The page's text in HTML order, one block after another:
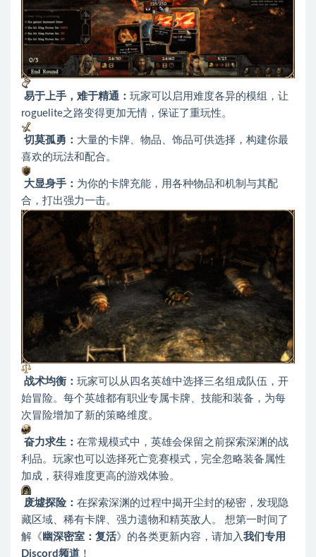
易于上手，难于精通： 玩家可以启用难度各异的模组，让
roguelite之路变得更加无情，保证了重玩性。
切莫孤勇： 大量的卡牌、物品、饰品可供选择，构建你最
喜欢的玩法和配合。
大显身手： 为你的卡牌充能，用各种物品和机制与其配
合，打出强力一击。
战术均衡： 玩家可以从四名英雄中选择三名组成队伍，开
始冒险。每个英雄都有职业专属卡牌、技能和装备，为每
次冒险增加了新的策略维度。
奋力求生： 在常规模式中，英雄会保留之前探索深渊的战
利品。玩家也可以选择死亡竞赛模式，完全忽略装备属性
加成，获得难度更高的游戏体验。
废墟探险： 在探索深渊的过程中揭开尘封的秘密，发现隐
藏区域、稀有卡牌、强力遗物和精英敌人。 想第一时间了
解《 幽深密室：复活》的各类更新内容，请加入我们专用
Discord频道 ！